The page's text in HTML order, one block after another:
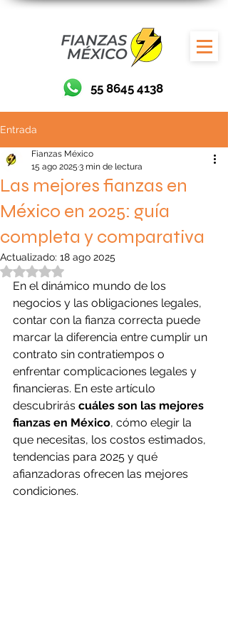
55 8645 4138
Entrada
Las mejores fianzas en
México en 2025: guía
completa y comparativa
Fianzas México
15 ago 2025 3 min de lectura
Actualizado: 18 ago 2025
Obtuvo NaN de 5 estrellas.
En el dinámico mundo de los
negocios y las obligaciones legales,
contar con la fianza correcta puede
marcar la diferencia entre cumplir un
contrato sin contratiempos o
enfrentar complicaciones legales y
financieras. En este artículo
descubrirás cuáles son las mejores
fianzas en México, cómo elegir la
que necesitas, los costos estimados,
tendencias para 2025 y qué
afianzadoras ofrecen las mejores
condiciones.